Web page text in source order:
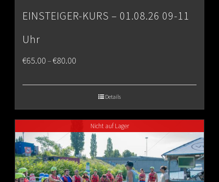
EINSTEIGER-KURS – 01.08.26 09-11
Uhr
€65.00–€80.00
€80.00
Details
Nicht auf Lager